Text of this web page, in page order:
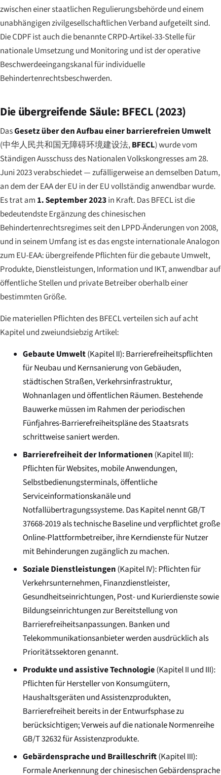
zwischen einer staatlichen Regulierungsbehörde und einem
unabhängigen zivilgesellschaftlichen Verband aufgeteilt sind.
Die CDPF ist auch die benannte CRPD-Artikel-33-Stelle für
nationale Umsetzung und Monitoring und ist der operative
Beschwerdeeingangskanal für individuelle
Behindertenrechtsbeschwerden.
Die übergreifende Säule: BFECL (2023)
DasGesetz über den Aufbau einer barrierefreien Umwelt
(中华人民共和国无障碍环境建设法,BFECL) wurde vom
Ständigen Ausschuss des Nationalen Volkskongresses am 28.
Juni 2023 verabschiedet — zufälligerweise an demselben Datum,
an dem der EAA der EU in der EU vollständig anwendbar wurde.
Es trat am 1. September 2023 in Kraft. Das BFECL ist die
bedeutendste Ergänzung des chinesischen
Behindertenrechtsregimes seit den LPPD-Änderungen von 2008,
und in seinem Umfang ist es das engste internationale Analogon
zum EU-EAA: übergreifende Pflichten für die gebaute Umwelt,
Produkte, Dienstleistungen, Information und IKT, anwendbar auf
öffentliche Stellen und private Betreiber oberhalb einer
bestimmten Größe.
Die materiellen Pflichten des BFECL verteilen sich auf acht
Kapitel und zweiundsiebzig Artikel:
Gebaute Umwelt(Kapitel II): Barrierefreiheitspflichten
für Neubau und Kernsanierung von Gebäuden,
städtischen Straßen, Verkehrsinfrastruktur,
Wohnanlagen und öffentlichen Räumen. Bestehende
Bauwerke müssen im Rahmen der periodischen
Fünfjahres-Barrierefreiheitspläne des Staatsrats
schrittweise saniert werden.
Barrierefreiheit der Informationen (Kapitel III):
Pflichten für Websites, mobile Anwendungen,
Selbstbedienungsterminals, öffentliche
Serviceinformationskanäle und
Notfallübertragungssysteme. Das Kapitel nennt GB/T
37668-2019 als technische Baseline und verpflichtet große
Online-Plattformbetreiber, ihre Kerndienste für Nutzer
mit Behinderungen zugänglich zu machen.
Soziale Dienstleistungen (Kapitel IV): Pflichten für
Verkehrsunternehmen, Finanzdienstleister,
Gesundheitseinrichtungen, Post- und Kurierdienste sowie
Bildungseinrichtungen zur Bereitstellung von
Barrierefreiheitsanpassungen. Banken und
Telekommunikationsanbieter werden ausdrücklich als
Prioritätssektoren genannt.
Produkte und assistive Technologie(Kapitel II und III):
Pflichten für Hersteller von Konsumgütern,
Haushaltsgeräten und Assistenzprodukten,
Barrierefreiheit bereits in der Entwurfsphase zu
berücksichtigen; Verweis auf die nationale Normenreihe
GB/T 32632 für Assistenzprodukte.
Gebärdensprache und Brailleschrift(Kapitel III):
Formale Anerkennung der chinesischen Gebärdensprache